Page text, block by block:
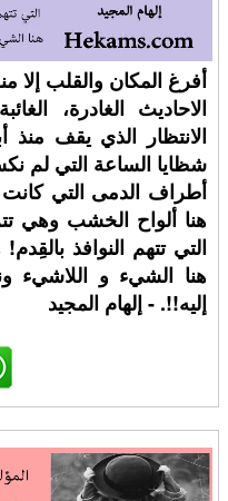
أفرغ المكان والقلب
الاحاديث الغادرة،
الانتظار الذي يقف
شظايا الساعة التي لم
أطراف الدمى التي كانت
هنا ألواح الخشب وهي
التي تتهم النوافذ
هنا الشيء و اللاشيء
إليه!!. - إلهام المجيد